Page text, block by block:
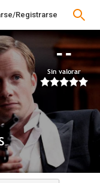
Registrarse
--
Sin valorar